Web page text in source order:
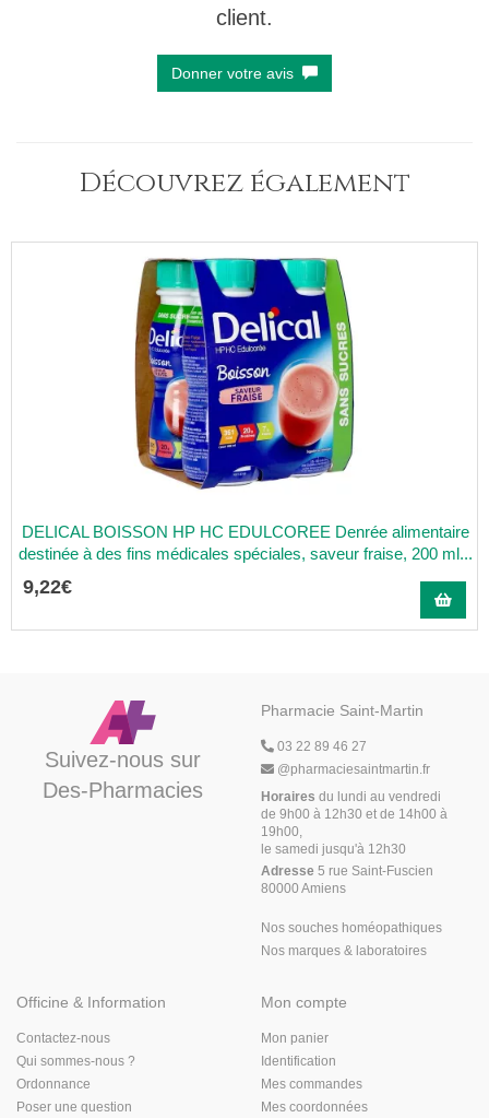
client.
Donner votre avis
Découvrez également
DELICAL BOISSON HP HC EDULCOREE Denrée alimentaire
destinée à des fins médicales spéciales, saveur fraise, 200 ml...
9,22€
Suivez-nous sur
Des-Pharmacies
Pharmacie Saint-Martin
03 22 89 46 27
@pharmaciesaintmartin.fr
Horaires du lundi au vendredi
de 9h00 à 12h30 et de 14h00 à
19h00,
le samedi jusqu'à 12h30
Adresse 5 rue Saint-Fuscien
80000 Amiens
Nos souches homéopathiques
Nos marques & laboratoires
Officine & Information
Contactez-nous
Qui sommes-nous ?
Ordonnance
Poser une question
Mon compte
Mon panier
Identification
Mes commandes
Mes coordonnées